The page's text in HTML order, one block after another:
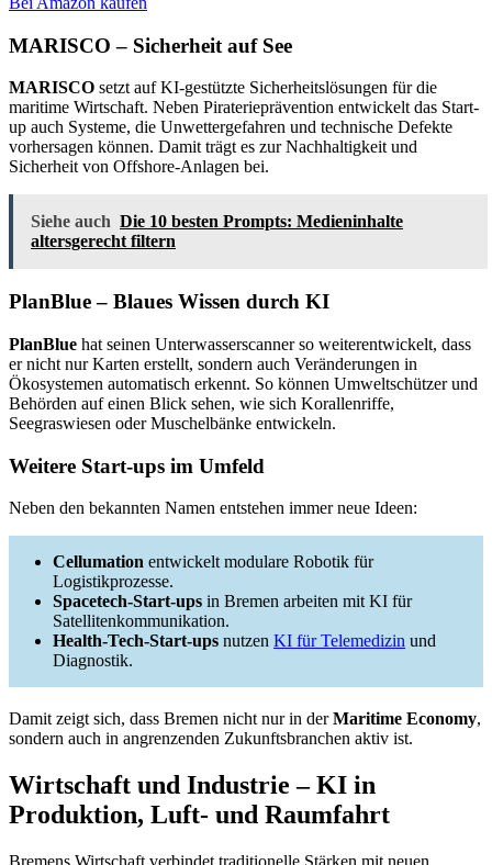
MARISCO – Sicherheit auf See
MARISCO setzt auf KI-gestützte Sicherheitslösungen für die
maritime Wirtschaft. Neben Piraterieprävention entwickelt das Start-
up auch Systeme, die Unwettergefahren und technische Defekte
vorhersagen können. Damit trägt es zur Nachhaltigkeit und
Sicherheit von Offshore-Anlagen bei.
Siehe auch Die 10 besten Prompts: Medieninhalte
altersgerecht filtern
PlanBlue – Blaues Wissen durch KI
PlanBlue hat seinen Unterwasserscanner so weiterentwickelt, dass
er nicht nur Karten erstellt, sondern auch Veränderungen in
Ökosystemen automatisch erkennt. So können Umweltschützer und
Behörden auf einen Blick sehen, wie sich Korallenriffe,
Seegraswiesen oder Muschelbänke entwickeln.
Weitere Start-ups im Umfeld
Neben den bekannten Namen entstehen immer neue Ideen:
Cellumation entwickelt modulare Robotik für
Logistikprozesse.
Spacetech-Start-ups in Bremen arbeiten mit KI für
Satellitenkommunikation.
Health-Tech-Start-ups nutzen KI für Telemedizin und
Diagnostik.
Damit zeigt sich, dass Bremen nicht nur in derMaritime Economy,
sondern auch in angrenzenden Zukunftsbranchen aktiv ist.
Wirtschaft und Industrie – KI in
Produktion, Luft- und Raumfahrt
Bremens Wirtschaft verbindet traditionelle Stärken mit neuen